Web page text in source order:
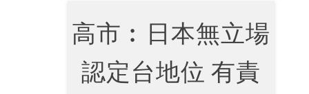
高市︰日本無立場
認定台地位 有責